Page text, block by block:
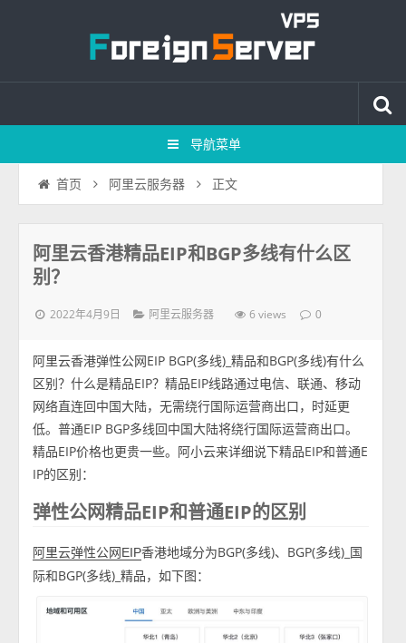
导航菜单
首页 阿里云服务器 正文
阿里云香港精品EIP和BGP多线有什么区
别？
2022年4月9日 阿里云服务器 6 views 0
阿里云香港弹性公网EIP BGP(多线)_精品和BGP(多线)有什么
区别？什么是精品EIP？精品EIP线路通过电信、联通、移动
网络直连回中国大陆，无需绕行国际运营商出口，时延更
低。普通EIP BGP多线回中国大陆将绕行国际运营商出口。
精品EIP价格也更贵一些。阿小云来详细说下精品EIP和普通E
IP的区别：
弹性公网精品EIP和普通EIP的区别
阿里云弹性公网EIP香港地域分为BGP(多线)、BGP(多线)_国
际和BGP(多线)_精品，如下图：